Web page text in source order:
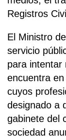
Registros
El Ministro
servicio
para intentar
encuentra
cuyos
designado a
gabinete del
sociedad